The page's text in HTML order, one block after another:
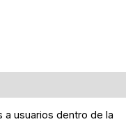
a usuarios dentro de la